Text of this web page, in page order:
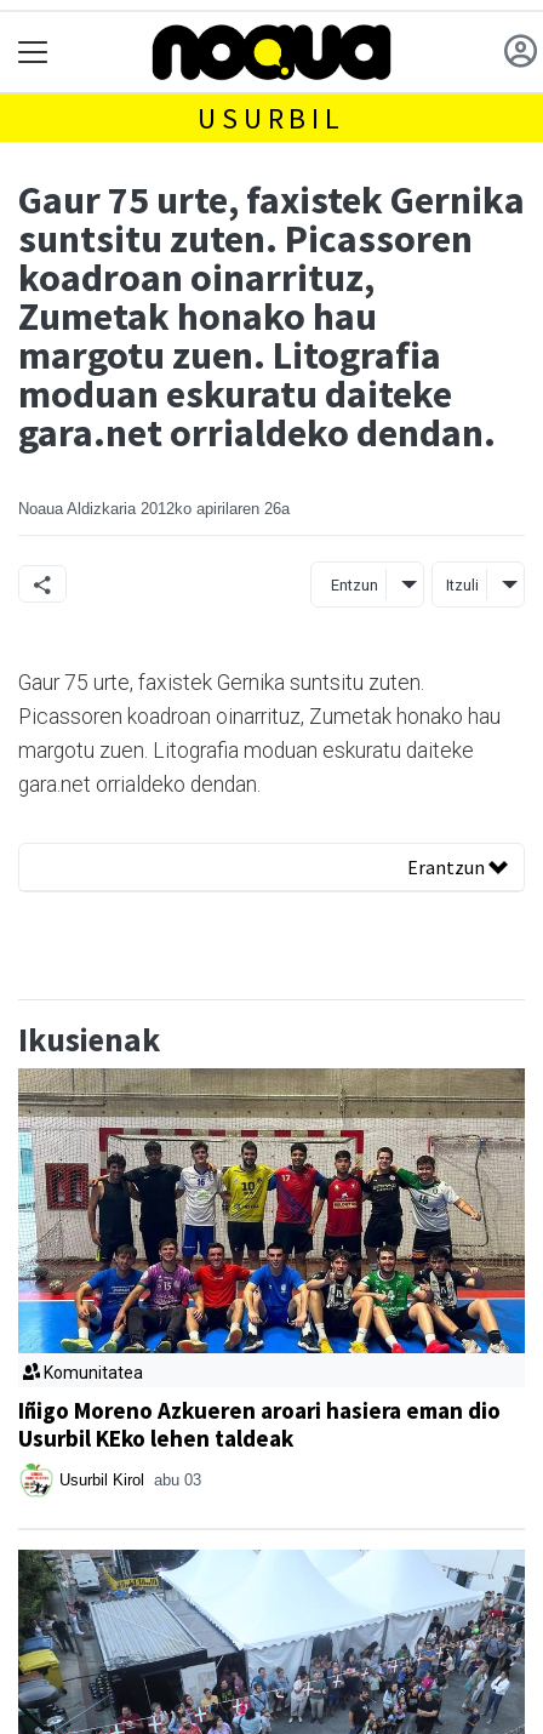
USURBIL
Gaur 75 urte, faxistek Gernika
suntsitu zuten. Picassoren
koadroan oinarrituz,
Zumetak honako hau
margotu zuen. Litografia
moduan eskuratu daiteke
gara.net orrialdeko dendan.
Noaua Aldizkaria 2012ko apirilaren 26a
Entzun Itzuli
Gaur 75 urte, faxistek Gernika suntsitu zuten.
Picassoren koadroan oinarrituz, Zumetak honako hau
margotu zuen. Litografia moduan eskuratu daiteke
gara.net orrialdeko dendan.
Erantzun
Ikusienak
Komunitatea
Iñigo Moreno Azkueren aroari hasiera eman dio
Usurbil KEko lehen taldeak
Usurbil Kirol abu 03